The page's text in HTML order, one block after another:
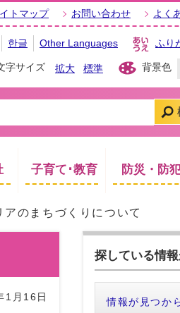
トマップ お問い合わせ よく
한글 Other Languages ふり
字サイズ 拡大 標準 背景色
子育て･教育 防災・防
アのまちづくりについて
1月16日
探している情
情報が見つか